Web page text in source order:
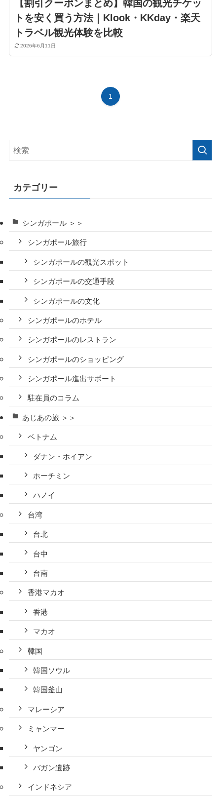
【割引クーポンまとめ】韓国の観光チケッ
トを安く買う方法｜Klook・KKday・楽天
トラベル観光体験を比較
2026年6月11日
1
カテゴリー
シンガポール ＞＞
シンガポール旅行
シンガポールの観光スポット
シンガポールの交通手段
シンガポールの文化
シンガポールのホテル
シンガポールのレストラン
シンガポールのショッピング
シンガポール進出サポート
駐在員のコラム
あじあの旅 ＞＞
ベトナム
ダナン・ホイアン
ホーチミン
ハノイ
台湾
台北
台中
台南
香港マカオ
香港
マカオ
韓国
韓国ソウル
韓国釜山
マレーシア
ミャンマー
ヤンゴン
バガン遺跡
インドネシア